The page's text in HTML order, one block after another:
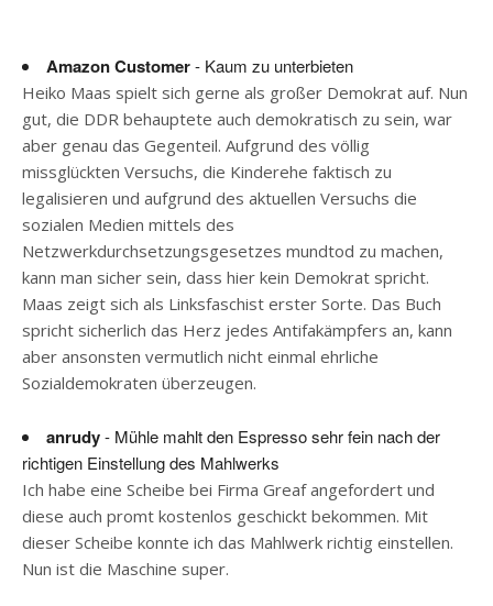
Amazon Customer- Kaum zu unterbieten
Heiko Maas spielt sich gerne als großer Demokrat auf. Nun
gut, die DDR behauptete auch demokratisch zu sein, war
aber genau das Gegenteil. Aufgrund des völlig
missglückten Versuchs, die Kinderehe faktisch zu
legalisieren und aufgrund des aktuellen Versuchs die
sozialen Medien mittels des
Netzwerkdurchsetzungsgesetzes mundtod zu machen,
kann man sicher sein, dass hier kein Demokrat spricht.
Maas zeigt sich als Linksfaschist erster Sorte. Das Buch
spricht sicherlich das Herz jedes Antifakämpfers an, kann
aber ansonsten vermutlich nicht einmal ehrliche
Sozialdemokraten überzeugen.
anrudy- Mühle mahlt den Espresso sehr fein nach der
richtigen Einstellung des Mahlwerks
Ich habe eine Scheibe bei Firma Greaf angefordert und
diese auch promt kostenlos geschickt bekommen. Mit
dieser Scheibe konnte ich das Mahlwerk richtig einstellen.
Nun ist die Maschine super.